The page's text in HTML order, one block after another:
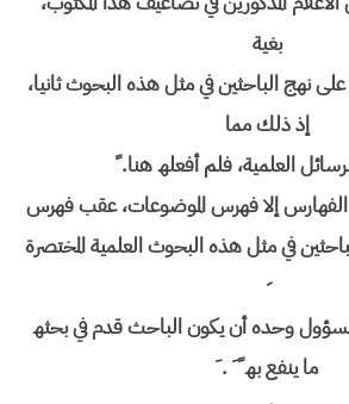
بغیة
على نھج الباحثین في مثل ھذه البحوث ثانیا،
إذ ذلك مما
العلمیة، فلم أفعلھ ھنا.
في مثل ھذه البحوث العلمیة المختصرة
وحده أن یكون الباحث قدم في بحثھ
ما ینفع بھ ً َ . َ